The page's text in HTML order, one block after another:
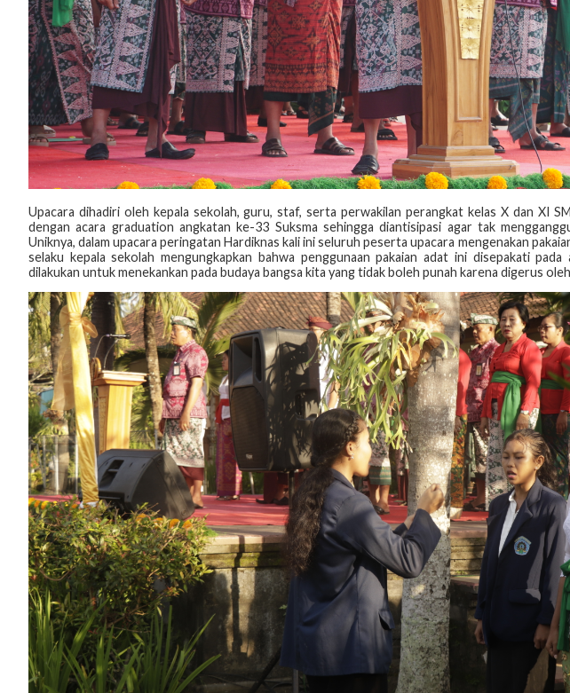
Upacara dihadiri oleh kepala sekolah, guru, staf, serta perwakilan perangkat kelas X dan XI
dengan acara graduation angkatan ke-33 Suksma sehingga diantisipasi agar tak
Uniknya, dalam upacara peringatan Hardiknas kali ini seluruh peserta upacara mengenakan
selaku kepala sekolah mengungkapkan bahwa penggunaan pakaian adat ini disepakati
dilakukan untuk menekankan pada budaya bangsa kita yang tidak boleh punah karena digerus